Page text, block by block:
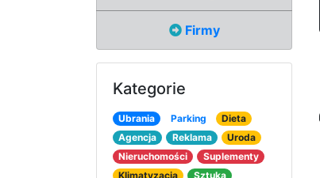
Firmy
Kategorie
Ubrania Parking
Dieta
Agencja
Reklama
Uroda
Nieruchomości
Suplementy
Klimatyzacja
Sztuka